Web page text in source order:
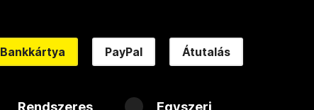
Bankkártya PayPal Átutalás
Rendszeres Egyszeri